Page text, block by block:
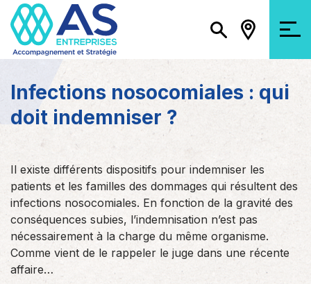
Infections nosocomiales : qui
doit indemniser ?
Il existe différents dispositifs pour indemniser les
patients et les familles des dommages qui résultent des
infections nosocomiales. En fonction de la gravité des
conséquences subies, l’indemnisation n’est pas
nécessairement à la charge du même organisme.
Comme vient de le rappeler le juge dans une récente
affaire…